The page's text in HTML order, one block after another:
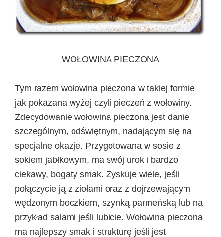
WOŁOWINA PIECZONA
Tym razem wołowina pieczona w takiej formie
jak pokazana wyżej czyli pieczeń z wołowiny.
Zdecydowanie wołowina pieczona jest danie
szczególnym, odświętnym, nadającym się na
specjalne okazje. Przygotowana w sosie z
sokiem jabłkowym, ma swój urok i bardzo
ciekawy, bogaty smak. Zyskuje wiele, jeśli
połączycie ją z ziołami oraz z dojrzewającym
wędzonym boczkiem, szynką parmeńską lub na
przykład salami jeśli lubicie. Wołowina pieczona
ma najlepszy smak i strukturę jeśli jest